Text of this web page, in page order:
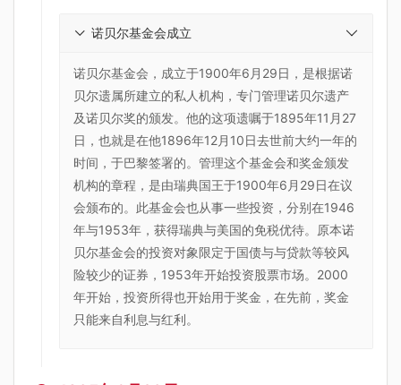
诺贝尔基金会成立
诺贝尔基金会，成立于1900年6月29日，是根据诺
贝尔遗属所建立的私人机构，专门管理诺贝尔遗产
及诺贝尔奖的颁发。他的这项遗嘱于1895年11月27
日，也就是在他1896年12月10日去世前大约一年的
时间，于巴黎签署的。管理这个基金会和奖金颁发
机构的章程，是由瑞典国王于1900年6月29日在议
会颁布的。此基金会也从事一些投资，分别在1946
年与1953年，获得瑞典与美国的免税优待。原本诺
贝尔基金会的投资对象限定于国债与与贷款等较风
险较少的证券，1953年开始投资股票市场。2000
年开始，投资所得也开始用于奖金，在先前，奖金
只能来自利息与红利。